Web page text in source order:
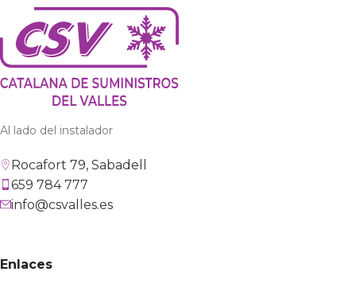
Al lado del instalador
Rocafort 79, Sabadell
659 784 777
info@csvalles.es
Enlaces